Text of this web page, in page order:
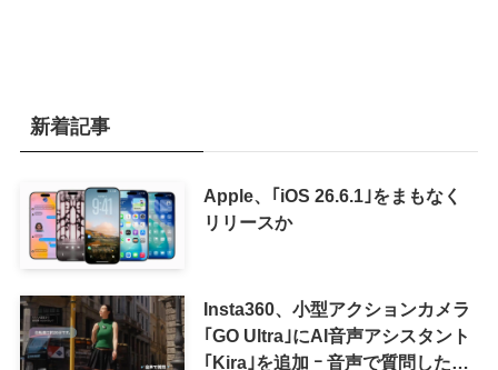
新着記事
Apple、｢iOS 26.6.1｣をまもなく
リリースか
Insta360、小型アクションカメラ
｢GO Ultra｣にAI音声アシスタント
｢Kira｣を追加 ｰ 音声で質問した